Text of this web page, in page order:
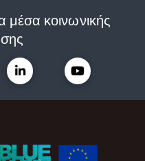
μέσα κοινωνικής